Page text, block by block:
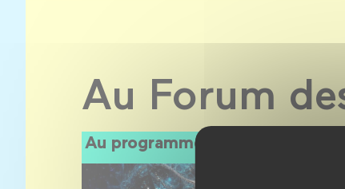
Au Forum
Au programme